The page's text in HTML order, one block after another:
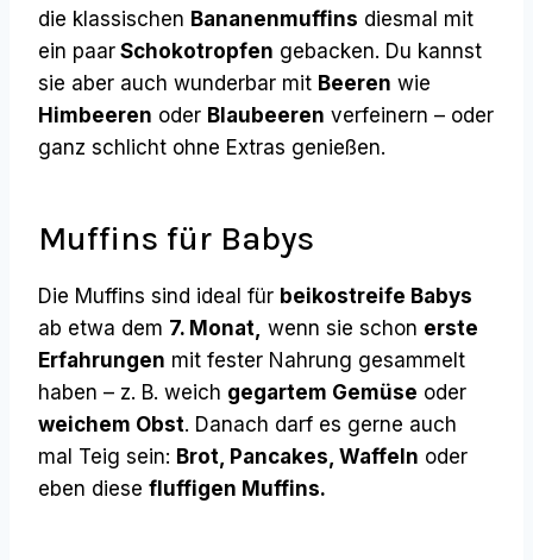
die klassischen Bananenmuffins diesmal mit
ein paar Schokotropfen gebacken. Du kannst
sie aber auch wunderbar mit Beeren wie
Himbeeren oder Blaubeeren verfeinern – oder
ganz schlicht ohne Extras genießen.
Muffins für Babys
Die Muffins sind ideal für beikostreife Babys
ab etwa dem 7. Monat, wenn sie schon erste
Erfahrungen mit fester Nahrung gesammelt
haben – z. B. weich gegartem Gemüse oder
weichem Obst. Danach darf es gerne auch
mal Teig sein: Brot, Pancakes, Waffeln oder
eben diese fluffigen Muffins.